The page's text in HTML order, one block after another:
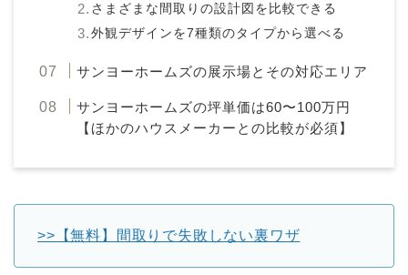
さまざまな間取りの設計図を比較できる
外観デザインを7種類のタイプから選べる
サンヨーホームズの展示場とその対応エリア
サンヨーホームズの坪単価は60〜100万円
【ほかのハウスメーカーとの比較が必須】
>>【無料】間取りで失敗しない裏ワザ